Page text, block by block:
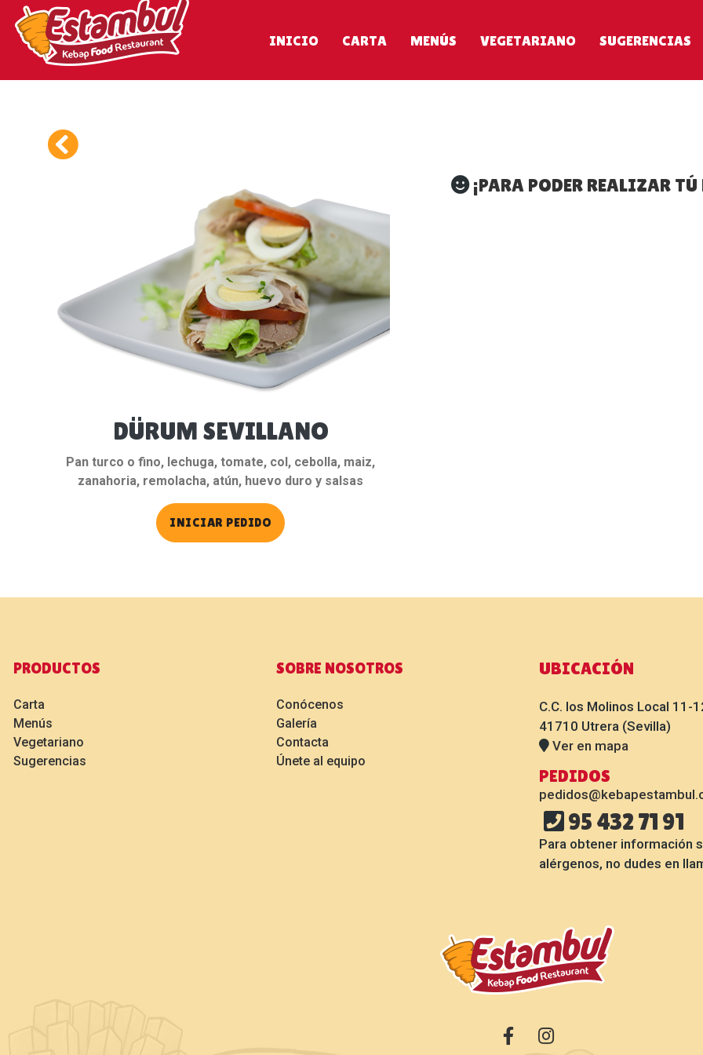
INICIO CARTA MENÚS VEGETARIANO SUGERENCIAS
DÜRUM SEVILLANO
Pan turco o fino, lechuga, tomate, col, cebolla, maiz,
zanahoria, remolacha, atún, huevo duro y salsas
INICIAR PEDIDO
¡PARA PODER REALIZAR
PRODUCTOS
Carta
Menús
Vegetariano
Sugerencias
SOBRE NOSOTROS
Conócenos
Galería
Contacta
Únete al equipo
UBICACIÓN
C.C. los Molinos Local 11-
41710 Utrera (Sevilla)
Ver en mapa
PEDIDOS
95 432 71 91
Para obtener información
alérgenos, no dudes en